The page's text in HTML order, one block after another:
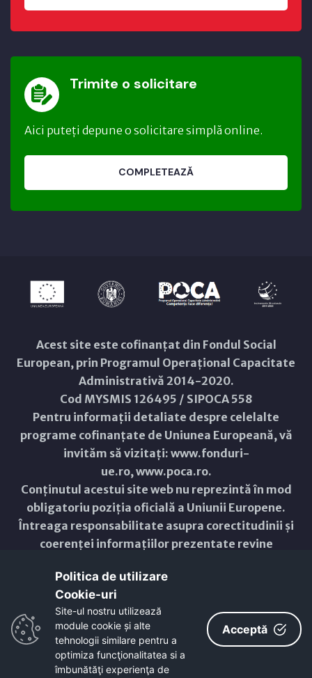
Trimite o solicitare
Aici puteți depune o solicitare simplă online.
COMPLETEAZĂ
Acest site este cofinanțat din Fondul Social
European, prin Programul Operațional Capacitate
Administrativă 2014-2020.
Cod MYSMIS 126495 / SIPOCA 558
Pentru informații detaliate despre celelalte
programe cofinanțate de Uniunea Europeană, vă
invităm să vizitați: www.fonduri-
ue.ro,www.poca.ro.
Conținutul acestui site web nu reprezintă în mod
obligatoriu poziția oficială a Uniunii Europene.
Întreaga responsabilitate asupra corectitudinii și
coerenței informațiilor prezentate revine
Copyright © 2021 - 2026 -
ResponsiveVoice
Non-Commercial License
Politica de utilizare
Cookie-uri‎
Site-ul nostru utilizează
module cookie și alte
tehnologii similare pentru a
optimiza funcţionalitatea si a
îmbunătăţi experienţa de
Acceptă